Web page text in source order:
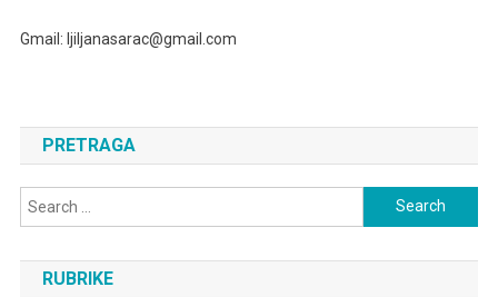
Gmail: ljiljanasarac@gmail.com
PRETRAGA
Search
for:
RUBRIKE